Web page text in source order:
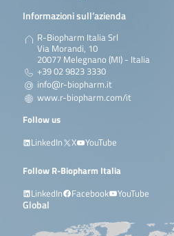
Informazioni sull’azienda
R-Biopharm Italia Srl
Via Morandi, 10
20077 Melegnano (MI) - Italia
+39 02 9823 3330
info@r-biopharm.it
www.r-biopharm.com/it
Follow us
LinkedIn
X YouTube
Follow R-Biopharm Italia
LinkedIn
Facebook YouTube
Global